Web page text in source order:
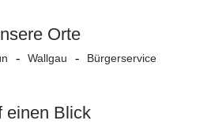
Orte
Wallgau Bürgerservice
einen Blick